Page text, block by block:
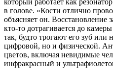
в голове. «Кости отлично
объясняет он. Восстановление
кто-то дотрагивается до
так, будто трогают его зуб или
цифровой, но и физической.
цветов, включая невидимые
инфракрасный и